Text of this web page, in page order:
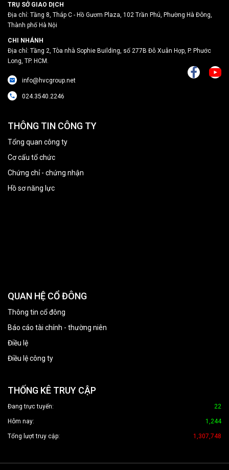
TRỤ SỞ GIAO DỊCH
Địa chỉ: Tầng 8, Tháp C - Hồ Gươm Plaza, 102 Trần Phú, Phường Hà Đông,
Thành phố Hà Nội
CHI NHÁNH
Địa chỉ: Tầng 2, Tòa nhà Sophie Building, số 277B Đỗ Xuân Hợp, P. Phước
Long, TP. HCM.
info@hvcgroup.net
024.3540.2246
THÔNG TIN CÔNG TY
Tổng quan công ty
Cơ cấu tổ chức
Chứng chỉ - chứng nhận
Hồ sơ năng lực
QUAN HỆ CỔ ĐÔNG
Thông tin cổ đông
Báo cáo tài chính - thường niên
Điều lệ
Điều lệ công ty
THỐNG KÊ TRUY CẬP
Đang trực tuyến: 22
Hôm nay: 1,244
Tổng lượt truy cập: 1,307,748